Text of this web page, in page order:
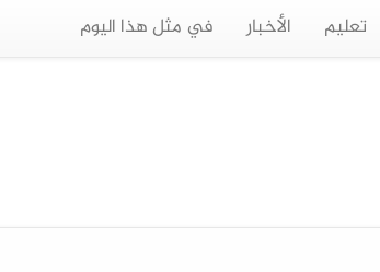
تعليم الأخبار في مثل هذا اليوم